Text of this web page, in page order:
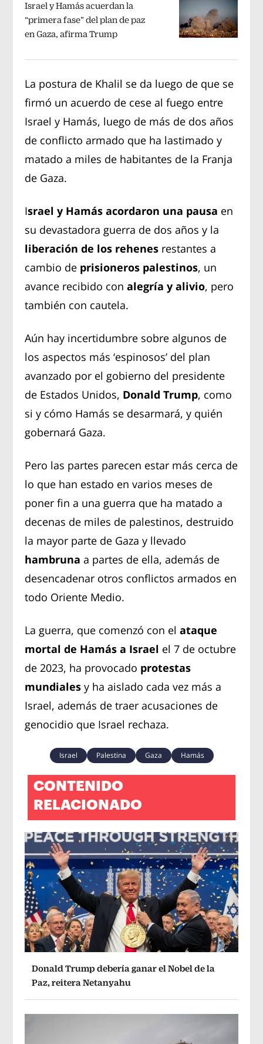
Israel y Hamás acuerdan la
“primera fase” del plan de paz
en Gaza, afirma Trump
La postura de Khalil se da luego de que se
firmó un acuerdo de cese al fuego entre
Israel y Hamás, luego de más de dos años
de conflicto armado que ha lastimado y
matado a miles de habitantes de la Franja
de Gaza.
Israel y Hamás acordaron una pausa en
su devastadora guerra de dos años y la
liberación de los rehenes restantes a
cambio de prisioneros palestinos, un
avance recibido conalegría y alivio, pero
también con cautela.
Aún hay incertidumbre sobre algunos de
los aspectos más ‘espinosos’ del plan
avanzado por el gobierno del presidente
de Estados Unidos, Donald Trump, como
si y cómo Hamás se desarmará, y quién
gobernará Gaza.
Pero las partes parecen estar más cerca de
lo que han estado en varios meses de
poner fin a una guerra que ha matado a
decenas de miles de palestinos, destruido
la mayor parte de Gaza y llevado
hambrunaa partes de ella, además de
desencadenar otros conflictos armados en
todo Oriente Medio.
La guerra, que comenzó con elataque
mortal de Hamás a Israel el 7 de octubre
de 2023, ha provocado protestas
mundialesy ha aislado cada vez más a
Israel, además de traer acusaciones de
genocidio que Israel rechaza.
Israel Palestina Gaza Hamás
CONTENIDO
RELACIONADO
Donald Trump debería ganar el Nobel de la
Paz, reitera Netanyahu